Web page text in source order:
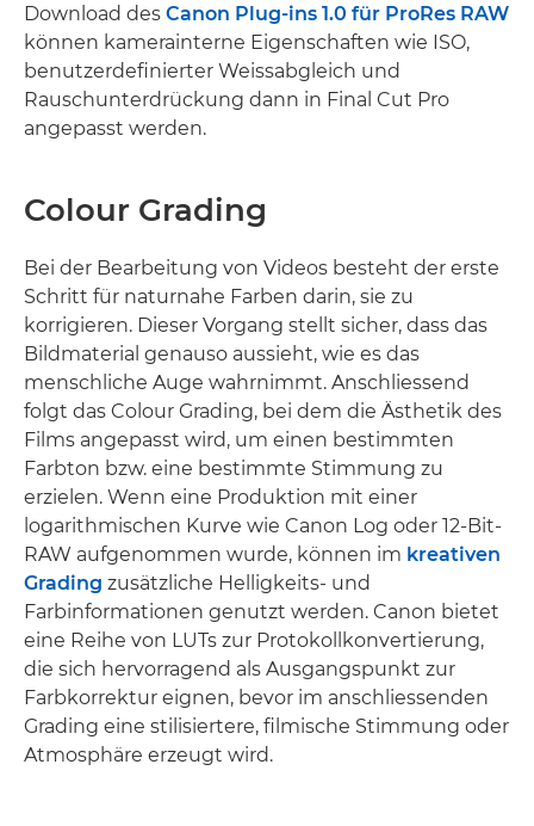
Download des Canon Plug-ins 1.0 für ProRes RAW
können kamerainterne Eigenschaften wie ISO,
benutzerdefinierter Weissabgleich und
Rauschunterdrückung dann in Final Cut Pro
angepasst werden.
Colour Grading
Bei der Bearbeitung von Videos besteht der erste
Schritt für naturnahe Farben darin, sie zu
korrigieren. Dieser Vorgang stellt sicher, dass das
Bildmaterial genauso aussieht, wie es das
menschliche Auge wahrnimmt. Anschliessend
folgt das Colour Grading, bei dem die Ästhetik des
Films angepasst wird, um einen bestimmten
Farbton bzw. eine bestimmte Stimmung zu
erzielen. Wenn eine Produktion mit einer
logarithmischen Kurve wie Canon Log oder 12-Bit-
RAW aufgenommen wurde, können im kreativen
Grading zusätzliche Helligkeits- und
Farbinformationen genutzt werden. Canon bietet
eine Reihe von LUTs zur Protokollkonvertierung,
die sich hervorragend als Ausgangspunkt zur
Farbkorrektur eignen, bevor im anschliessenden
Grading eine stilisiertere, filmische Stimmung oder
Atmosphäre erzeugt wird.